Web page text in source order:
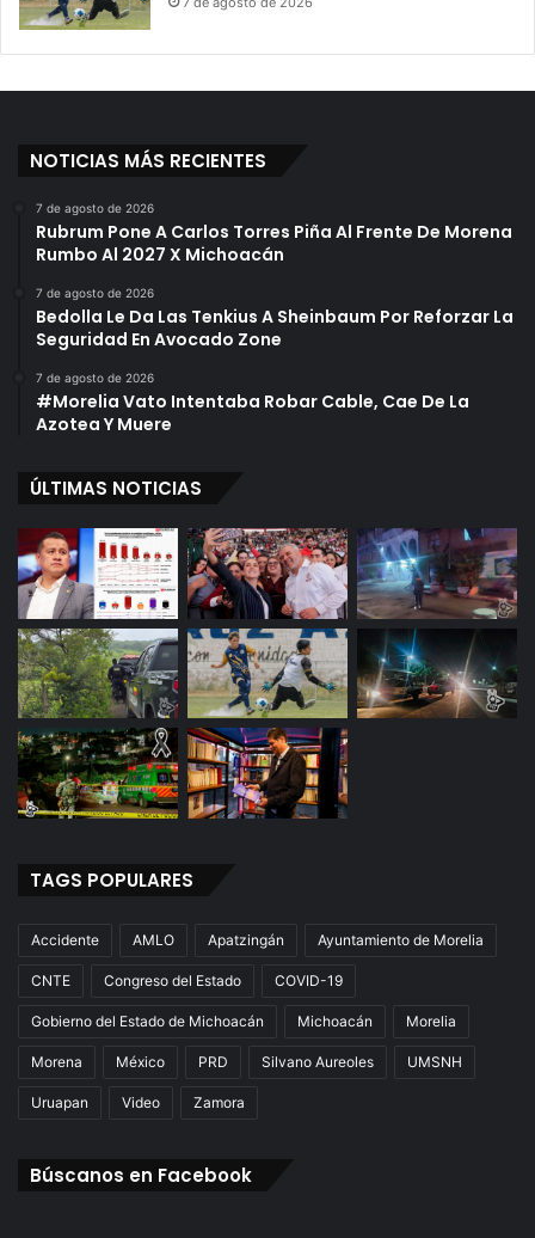
NOTICIAS MÁS RECIENTES
7 de agosto de 2026
Rubrum Pone A Carlos Torres Piña Al Frente De Morena
Rumbo Al 2027 X Michoacán
7 de agosto de 2026
Bedolla Le Da Las Tenkius A Sheinbaum Por Reforzar La
Seguridad En Avocado Zone
7 de agosto de 2026
#Morelia Vato Intentaba Robar Cable, Cae De La
Azotea Y Muere
ÚLTIMAS NOTICIAS
TAGS POPULARES
Accidente AMLO Apatzingán Ayuntamiento de Morelia
CNTE Congreso del Estado COVID-19
Gobierno del Estado de Michoacán Michoacán Morelia
Morena México PRD Silvano Aureoles UMSNH
Uruapan Video Zamora
Búscanos en Facebook